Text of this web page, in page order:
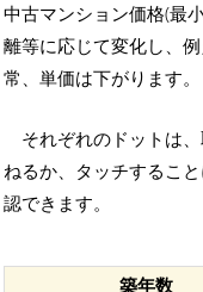
中古マンション価格(最
離等に応じて変化し、
常、単価は下がります。
それぞれのドットは
ねるか、タッチするこ
認できます。
築年数